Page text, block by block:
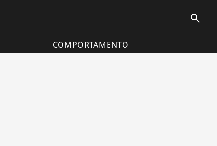
search
COMPORTAMENTO